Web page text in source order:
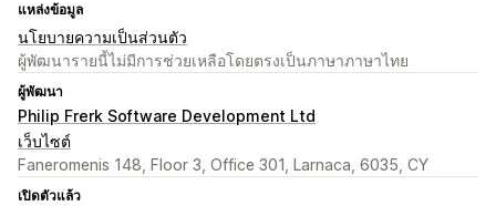
แหล่งข้อมูล
นโยบายความเป็นส่วนตัว
ผู้พัฒนารายนี้ไม่มีการช่วยเหลือโดยตรงเป็นภาษาภาษาไทย
ผู้พัฒนา
Philip Frerk Software Development Ltd
เว็บไซต์
Faneromenis 148, Floor 3, Office 301, Larnaca, 6035, CY
เปิดตัวแล้ว